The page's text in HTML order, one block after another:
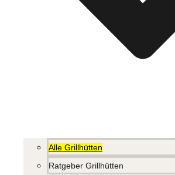
Alle Grillhütten
Ratgeber Grillhütten